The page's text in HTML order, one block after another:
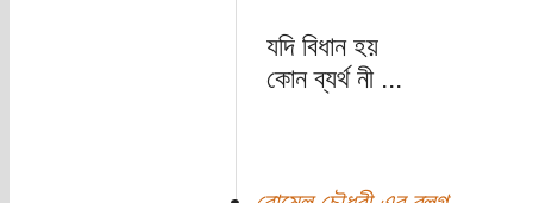
যদি বিধান হয়
কোন ব্যর্থ নী ...